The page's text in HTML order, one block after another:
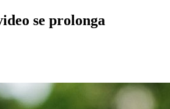
se prolonga